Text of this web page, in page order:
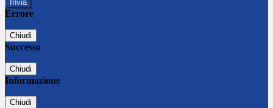
Errore
Chiudi
Successo
Chiudi
Informazione
Chiudi